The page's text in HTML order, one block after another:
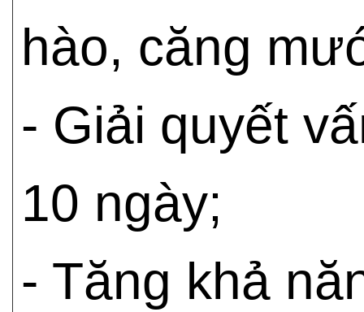
hào, căng
- Giải quyết
10 ngày;
- Tăng khả